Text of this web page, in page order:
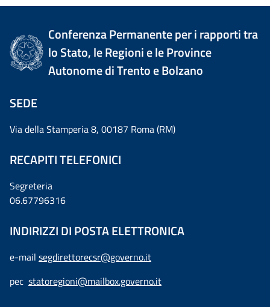
Conferenza Permanente per i rapporti tra
lo Stato, le Regioni e le Province
Autonome di Trento e Bolzano
SEDE
Via della Stamperia 8, 00187 Roma (RM)
RECAPITI TELEFONICI
Segreteria
06.67796316
INDIRIZZI DI POSTA ELETTRONICA
e-mail segdirettorecsr@governo.it
pec statoregioni@mailbox.governo.it